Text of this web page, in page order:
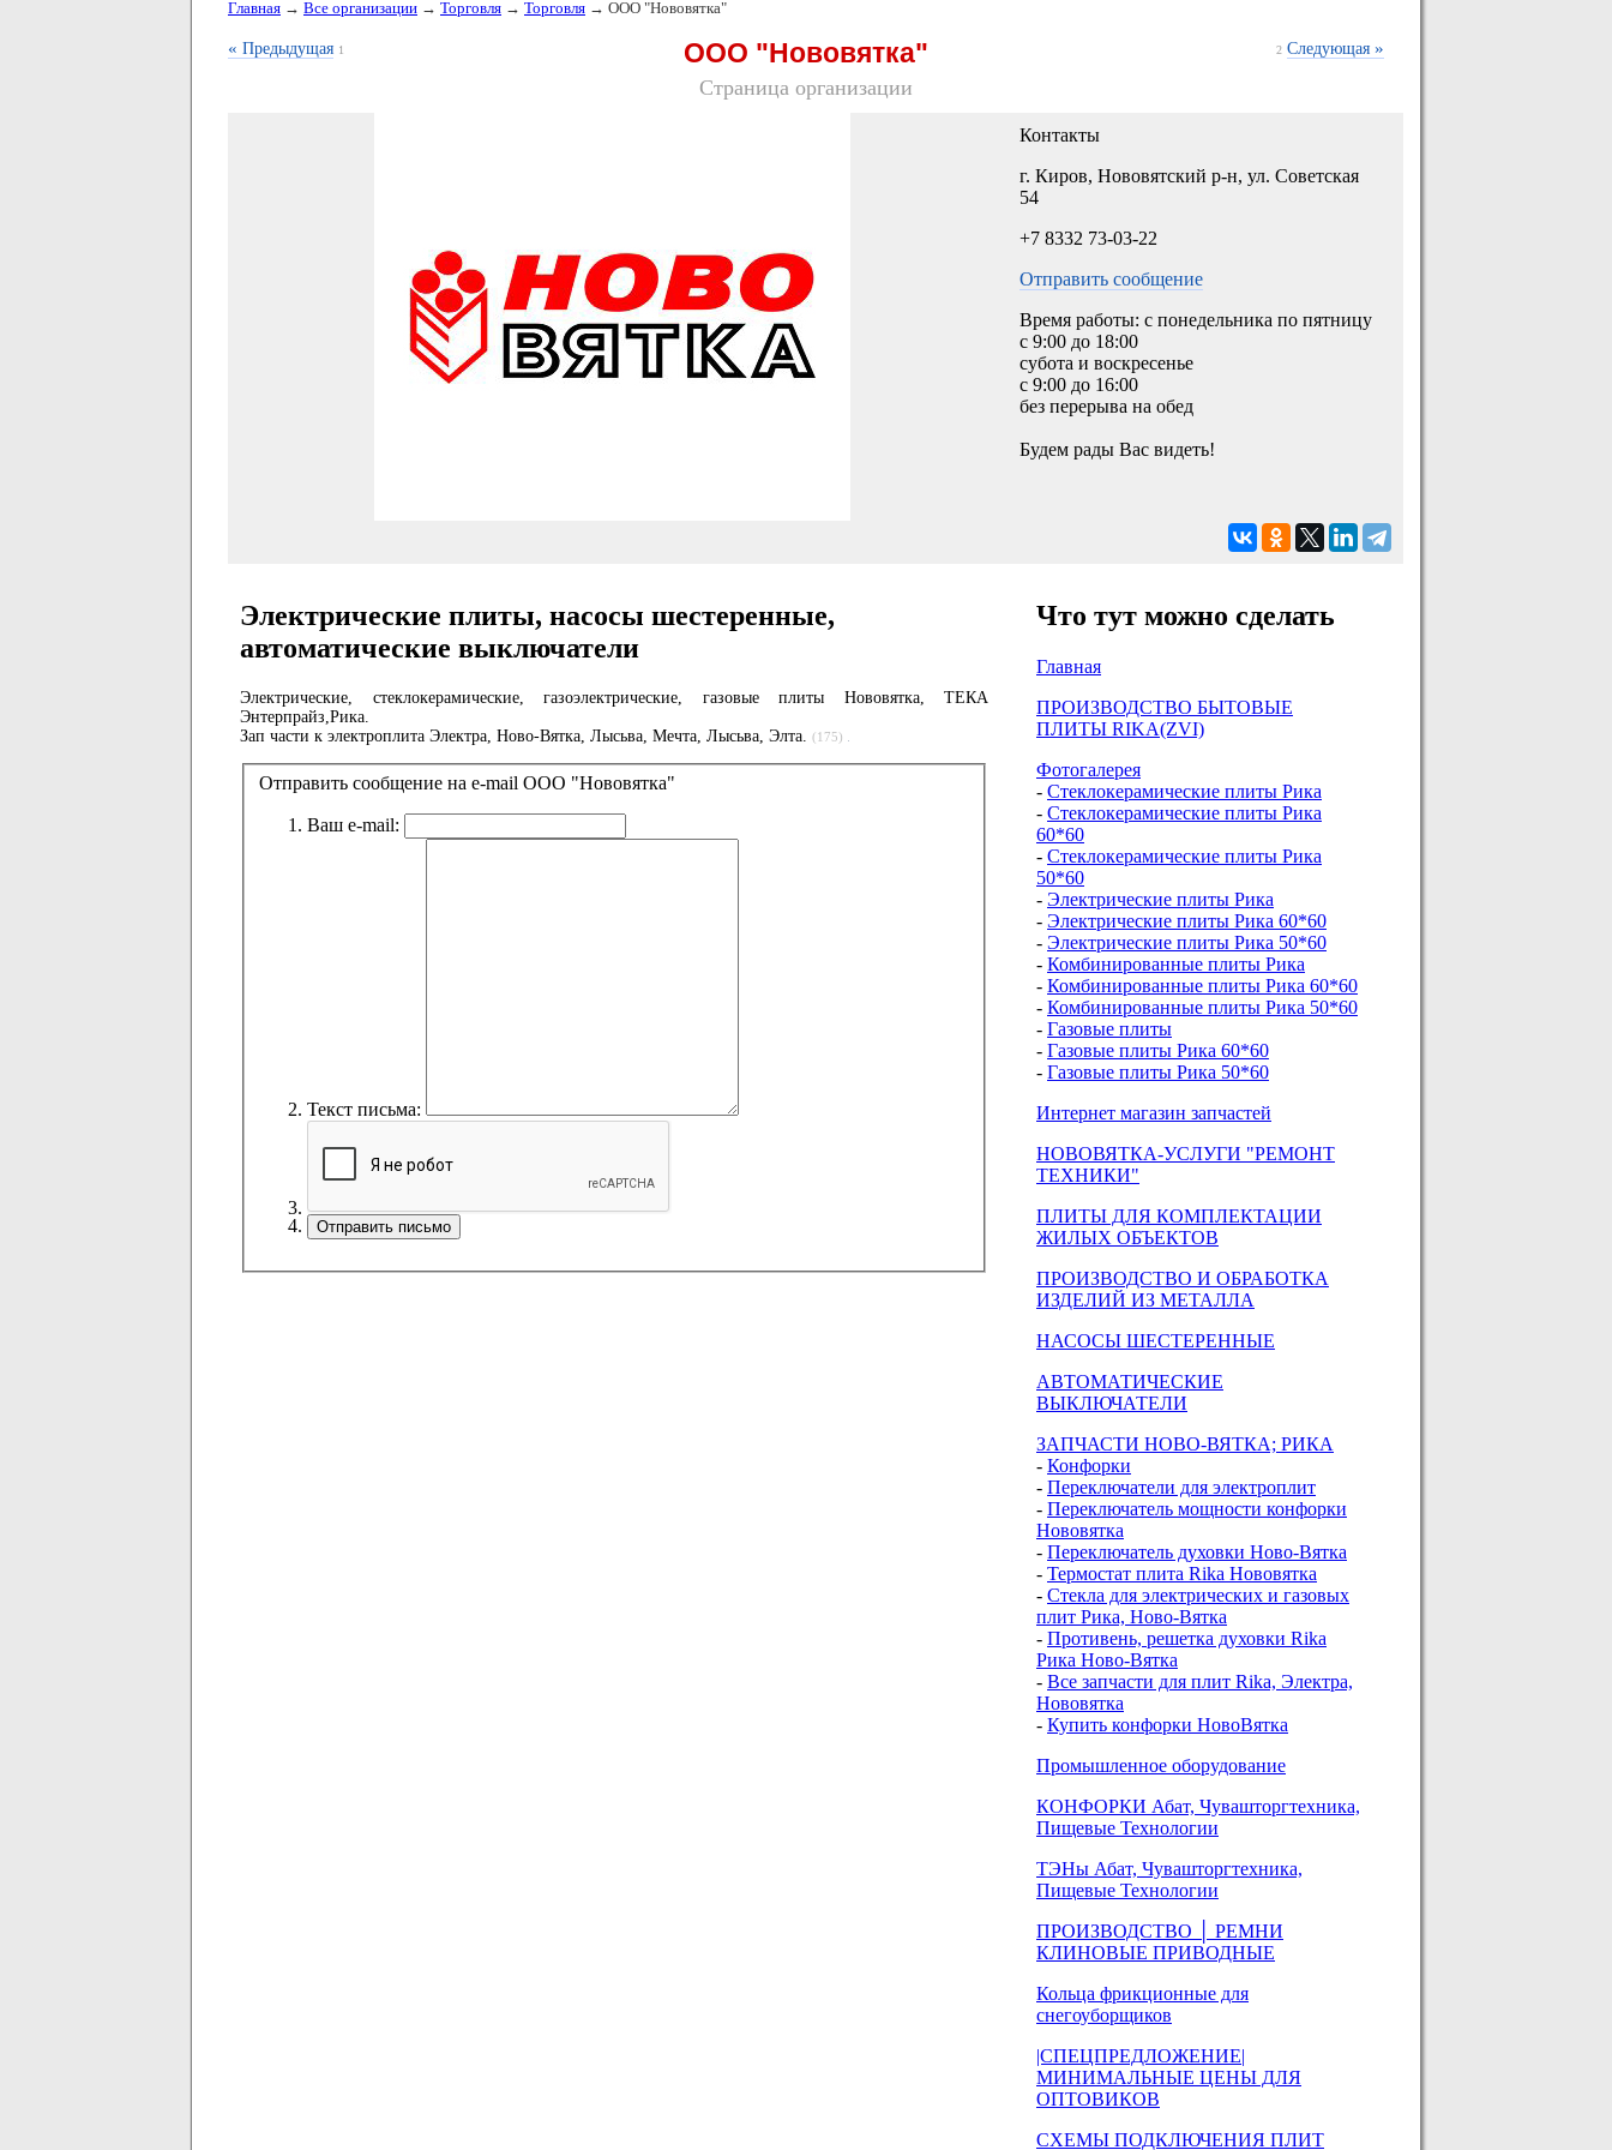
Главная → Все организации → Торговля → Торговля → ООО "Нововятка"
« Предыдущая 1 2 Следующая »
ООО "Нововятка"
Страница организации
Контакты
г. Киров, Нововятский р-н, ул. Советская
54
+7 8332 73-03-22
Отправить сообщение
Время работы: с понедельника по пятницу
с 9:00 до 18:00
субота и воскресенье
с 9:00 до 16:00
без перерыва на обед
Будем рады Вас видеть!
Электрические плиты, насосы шестеренные,
автоматические выключатели
Электрические, стеклокерамические, газоэлектрические, газовые плиты Нововятка, ТЕКА
Энтерпрайз,Рика.
Зап части к электроплита Электра, Ново-Вятка, Лысьва, Мечта, Лысьва, Элта. (175)
Отправить сообщение на e-mail ООО "Нововятка"
Ваш e-mail:
Текст письма:
Что тут можно сделать
Главная
ПРОИЗВОДСТВО БЫТОВЫЕ
ПЛИТЫ RIKA(ZVI)
Фотогалерея
- Стеклокерамические плиты Рика
- Стеклокерамические плиты Рика
60*60
- Стеклокерамические плиты Рика
50*60
- Электрические плиты Рика
- Электрические плиты Рика 60*60
- Электрические плиты Рика 50*60
- Комбинированные плиты Рика
- Комбинированные плиты Рика 60*60
- Комбинированные плиты Рика 50*60
- Газовые плиты
- Газовые плиты Рика 60*60
- Газовые плиты Рика 50*60
Интернет магазин запчастей
НОВОВЯТКА-УСЛУГИ "РЕМОНТ
ТЕХНИКИ"
ПЛИТЫ ДЛЯ КОМПЛЕКТАЦИИ
ЖИЛЫХ ОБЪЕКТОВ
ПРОИЗВОДСТВО И ОБРАБОТКА
ИЗДЕЛИЙ ИЗ МЕТАЛЛА
НАСОСЫ ШЕСТЕРЕННЫЕ
АВТОМАТИЧЕСКИЕ
ВЫКЛЮЧАТЕЛИ
ЗАПЧАСТИ НОВО-ВЯТКА; РИКА
- Конфорки
- Переключатели для электроплит
- Переключатель мощности конфорки
Нововятка
- Переключатель духовки Ново-Вятка
- Термостат плита Rika Нововятка
- Стекла для электрических и газовых
плит Рика, Ново-Вятка
- Противень, решетка духовки Rika
Рика Ново-Вятка
- Все запчасти для плит Rika, Электра,
Нововятка
- Купить конфорки НовоВятка
Промышленное оборудование
КОНФОРКИ Абат, Чувашторгтехника,
Пищевые Технологии
ТЭНы Абат, Чувашторгтехника,
Пищевые Технологии
ПРОИЗВОДСТВО │ РЕМНИ
КЛИНОВЫЕ ПРИВОДНЫЕ
Кольца фрикционные для
снегоуборщиков
|СПЕЦПРЕДЛОЖЕНИЕ|
МИНИМАЛЬНЫЕ ЦЕНЫ ДЛЯ
ОПТОВИКОВ
СХЕМЫ ПОДКЛЮЧЕНИЯ ПЛИТ